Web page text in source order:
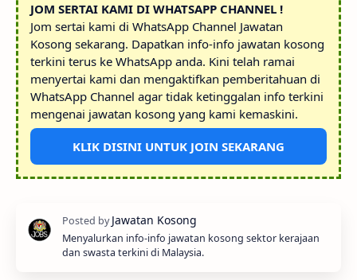
JOM SERTAI KAMI DI WHATSAPP CHANNEL !
Jom sertai kami di WhatsApp Channel Jawatan
Kosong sekarang. Dapatkan info-info jawatan kosong
terkini terus ke WhatsApp anda. Kini telah ramai
menyertai kami dan mengaktifkan pemberitahuan di
WhatsApp Channel agar tidak ketinggalan info terkini
mengenai jawatan kosong yang kami kemaskini.
KLIK DISINI UNTUK JOIN SEKARANG
Menyalurkan info-info jawatan kosong sektor kerajaan
dan swasta terkini di Malaysia.